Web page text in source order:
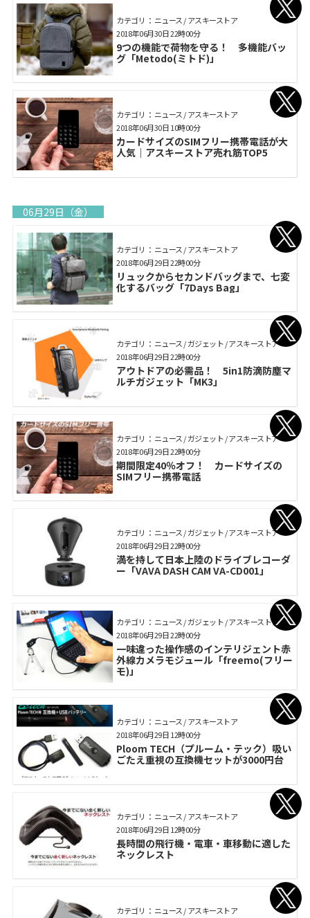
カテゴリ： ニュース / アスキーストア
9つの機能で荷物を守る！ 多機能バッ
グ「Metodo(ミトド)」
2018年06月30日 22時00分
カテゴリ： ニュース / アスキーストア
カードサイズのSIMフリー携帯電話が大
人気｜アスキーストア売れ筋TOP5
2018年06月30日 10時00分
06月29日（金）
カテゴリ： ニュース / アスキーストア
リュックからセカンドバッグまで、七変
化するバッグ「7Days Bag」
2018年06月29日 22時00分
カテゴリ： ニュース / ガジェット / アスキーストア
アウトドアの必需品！ 5in1防滴防塵マ
ルチガジェット「MK3」
2018年06月29日 22時00分
カテゴリ： ニュース / ガジェット / アスキーストア
期間限定40％オフ！ カードサイズの
SIMフリー携帯電話
2018年06月29日 22時00分
カテゴリ： ニュース / ガジェット / アスキーストア
満を持して日本上陸のドライブレコーダ
ー「VAVA DASH CAM VA-CD001」
2018年06月29日 22時00分
カテゴリ： ニュース / ガジェット / アスキーストア
一味違った操作感のインテリジェント赤
外線カメラモジュール「freemo(フリー
モ)」
2018年06月29日 22時00分
カテゴリ： ニュース / アスキーストア
Ploom TECH（プルーム・テック）吸い
ごたえ重視の互換機セットが3000円台
2018年06月29日 12時00分
カテゴリ： ニュース / アスキーストア
長時間の飛行機・電車・車移動に適した
ネックレスト
2018年06月29日 12時00分
カテゴリ： ニュース / アスキーストア